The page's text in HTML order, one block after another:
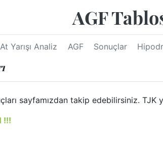
AGF
At Yarışı Analiz AGF Sonuçlar
sayfamızdan takip edebilirsiniz. TJK
!!!